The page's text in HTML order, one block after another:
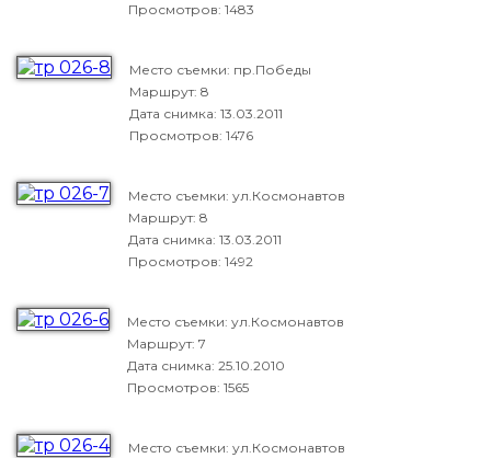
Просмотров: 1483
Место съемки: пр.Победы
Маршрут: 8
Дата снимка: 13.03.2011
Просмотров: 1476
Место съемки: ул.Космонавтов
Маршрут: 8
Дата снимка: 13.03.2011
Просмотров: 1492
Место съемки: ул.Космонавтов
Маршрут: 7
Дата снимка: 25.10.2010
Просмотров: 1565
Место съемки: ул.Космонавтов